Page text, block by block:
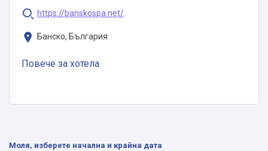
https://banskospa.net/
Банско, България
Повече за хотела
Моля, изберете начална и крайна дата